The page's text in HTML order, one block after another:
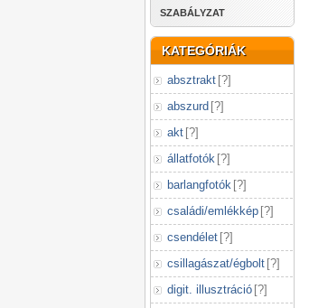
SZABÁLYZAT
KATEGÓRIÁK
absztrakt [?]
abszurd [?]
akt [?]
állatfotók [?]
barlangfotók [?]
családi/emlékkép [?]
csendélet [?]
csillagászat/égbolt [?]
digit. illusztráció [?]